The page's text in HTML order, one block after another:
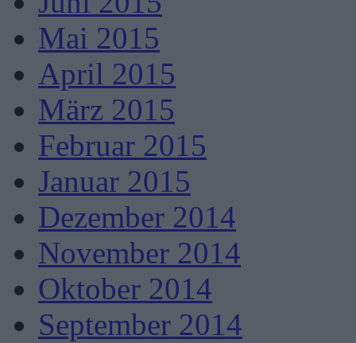
Mai 2015
April 2015
März 2015
Februar 2015
Januar 2015
Dezember 2014
November 2014
Oktober 2014
September 2014